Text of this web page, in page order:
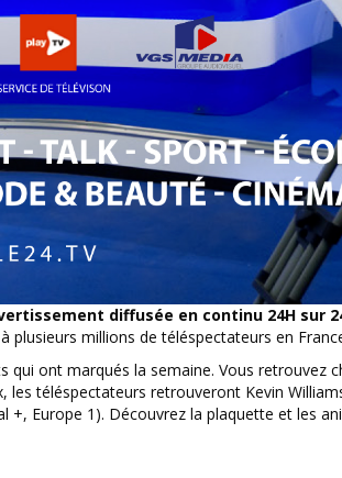
diffusée en continu 24H sur
plusieurs millions de téléspectateurs en
ont marqués la semaine. Vous retrouvez
téléspectateurs retrouveront Kevin
+, Europe 1). Découvrez la plaquette et les